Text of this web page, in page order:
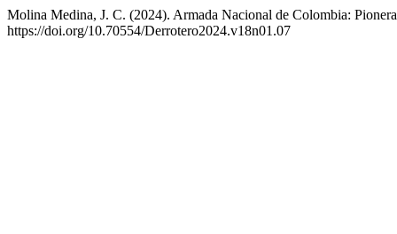
Molina Medina, J. C. (2024). Armada Nacional de Colombia:
https://doi.org/10.70554/Derrotero2024.v18n01.07